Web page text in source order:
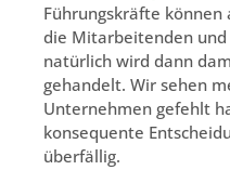
Führungskräfte
die Mitarbeitenden und
natürlich wird dann
gehandelt. Wir sehen
Unternehmen gefehlt
konsequente
überfällig.